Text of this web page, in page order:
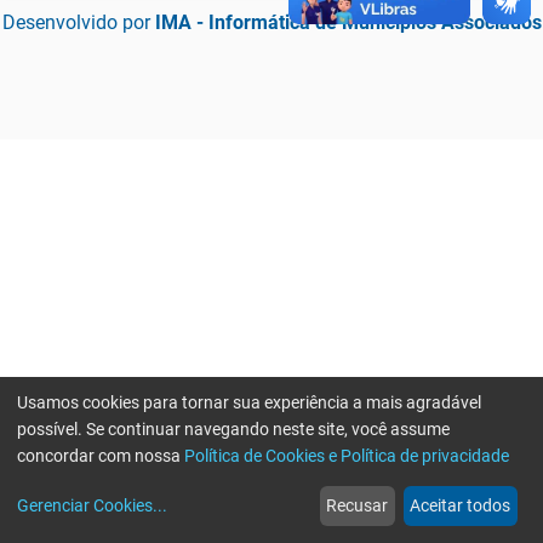
Desenvolvido por IMA - Informática de Municípios Associados
web
Notícias
more_horiz
Mais
Usamos cookies para tornar sua experiência a mais agradável
possível. Se continuar navegando neste site, você assume
concordar com nossa Política de Cookies e Política de privacidade
Gerenciar Cookies... Recusar Aceitar todos
Erro ao enviar informações, por favor tente novamente